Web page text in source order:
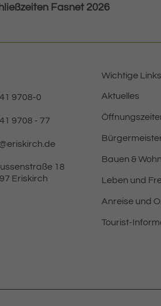
für BeitragFasnet 2026
9708-0
0 7 5 4 1 9 7 0 8 0
9708 - 77
0 7 5 4 1 9 7 0 8 7 7
info@eriskirch.de
18
, 8 8 0 9 7
Eriskirch
Wichtige Links
Aktuelles
Bauen &
Leben und
Anreise und
Tourist-